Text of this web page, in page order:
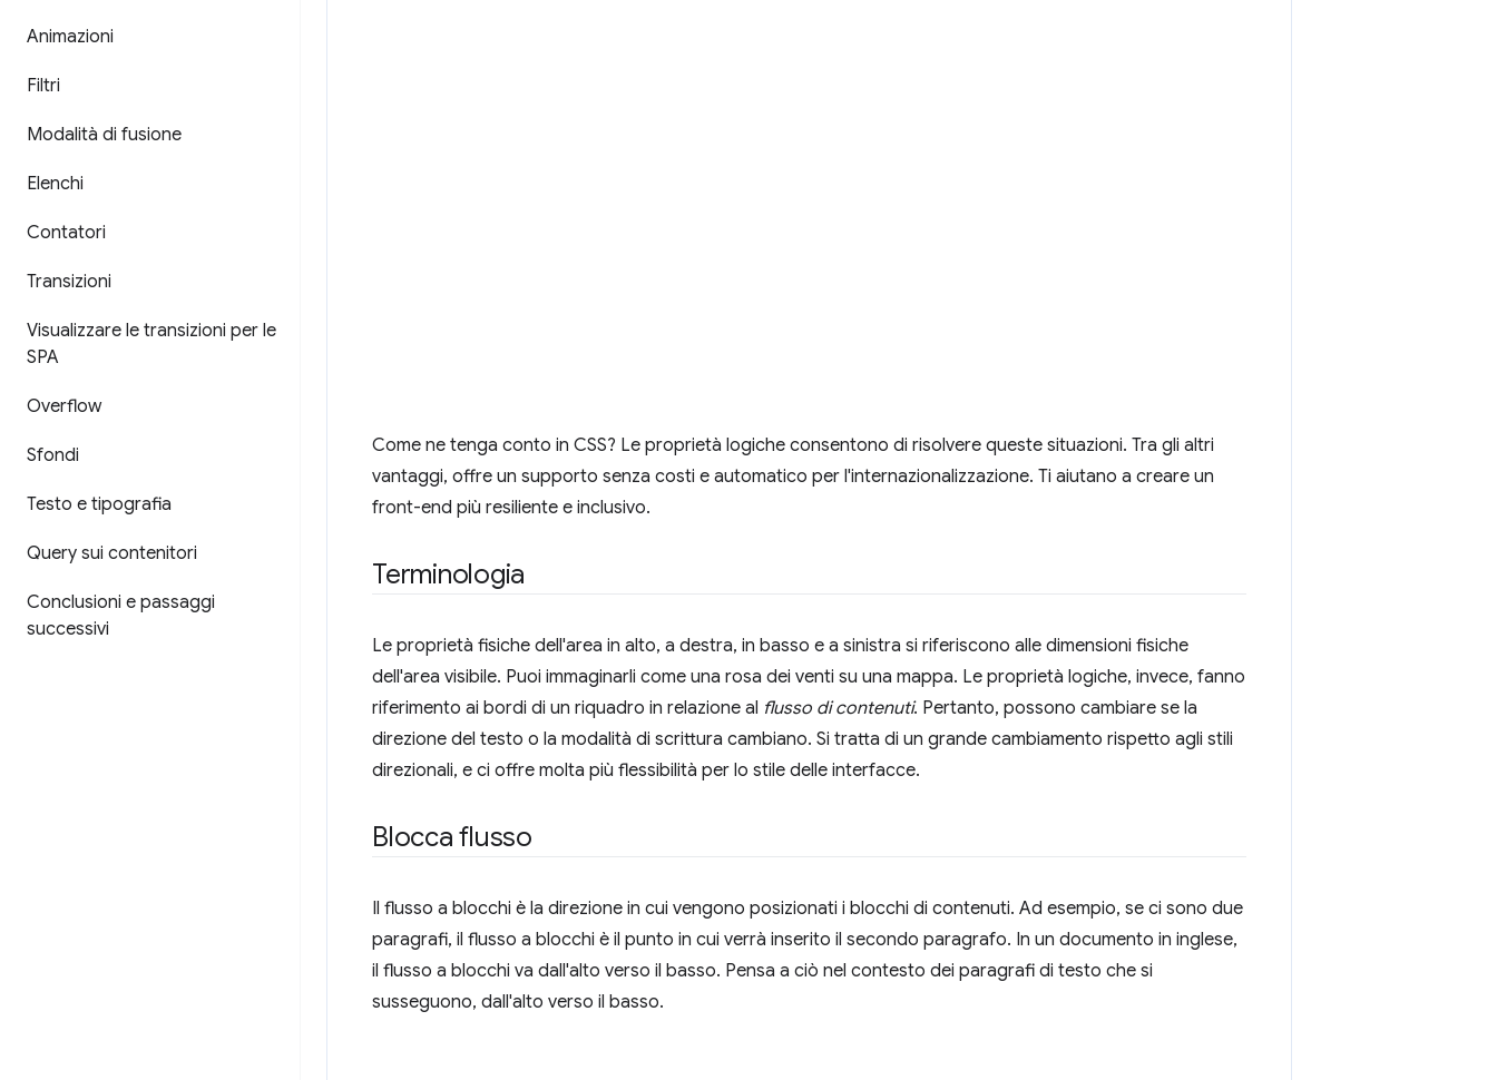
Animazioni
Filtri
Modalità di fusione
Elenchi
Contatori
Transizioni
Visualizzare le transizioni per le
SPA
Overflow
Sfondi
Testo e tipografia
Query sui contenitori
Conclusioni e passaggi
successivi
Come ne tenga conto in CSS? Le proprietà logiche consentono di risolvere queste situazioni. Tra gli altri
vantaggi, offre un supporto senza costi e automatico per l'internazionalizzazione. Ti aiutano a creare un
front-end più resiliente e inclusivo.
Terminologia
Le proprietà fisiche dell'area in alto, a destra, in basso e a sinistra si riferiscono alle dimensioni fisiche
dell'area visibile. Puoi immaginarli come una rosa dei venti su una mappa. Le proprietà logiche, invece, fanno
riferimento ai bordi di un riquadro in relazione al flusso di contenuti. Pertanto, possono cambiare se la
direzione del testo o la modalità di scrittura cambiano. Si tratta di un grande cambiamento rispetto agli stili
direzionali, e ci offre molta più flessibilità per lo stile delle interfacce.
Blocca flusso
Il flusso a blocchi è la direzione in cui vengono posizionati i blocchi di contenuti. Ad esempio, se ci sono due
paragrafi, il flusso a blocchi è il punto in cui verrà inserito il secondo paragrafo. In un documento in inglese,
il flusso a blocchi va dall'alto verso il basso. Pensa a ciò nel contesto dei paragrafi di testo che si
susseguono, dall'alto verso il basso.